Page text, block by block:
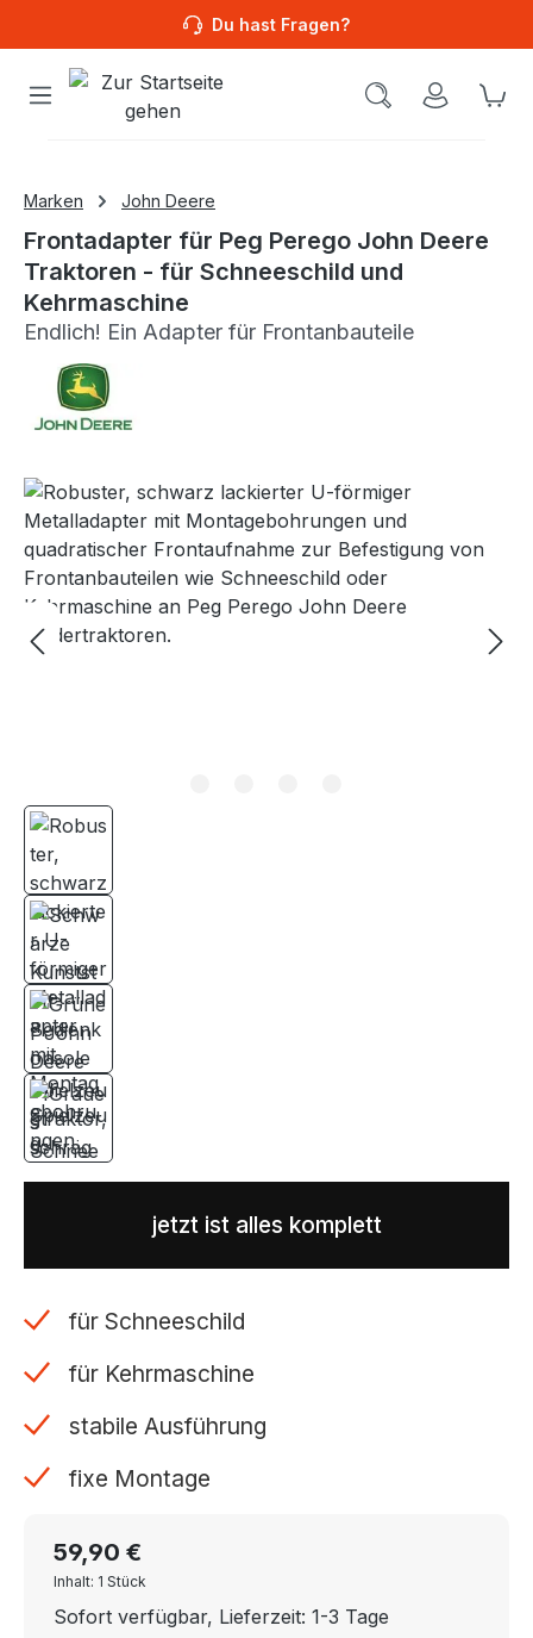
Du hast Fragen?
Marken John Deere
Frontadapter für Peg Perego John Deere
Traktoren - für Schneeschild und
Kehrmaschine
Endlich! Ein Adapter für Frontanbauteile
Bildergalerie überspringen
jetzt ist alles komplett
für Schneeschild
für Kehrmaschine
stabile Ausführung
fixe Montage
59,90 €
Inhalt: 1 Stück
Sofort verfügbar, Lieferzeit: 1-3 Tage